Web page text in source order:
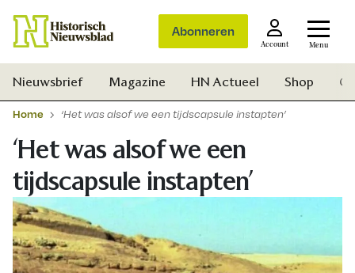
Abonneren
Account Menu
Nieuwsbrief Magazine HN Actueel Shop
Home ‘Het was alsof we een tijdscapsule instapten’
‘Het was alsof we een
tijdscapsule instapten’